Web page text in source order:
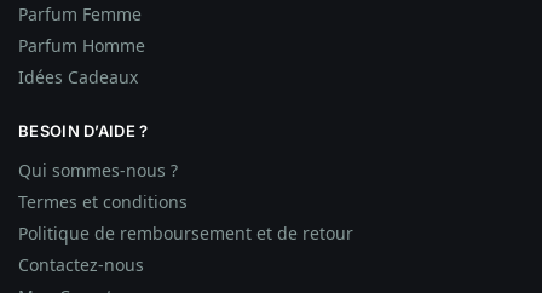
Parfum Femme
Parfum Homme
Idées Cadeaux
BESOIN D’AIDE ?
Qui sommes-nous ?
Termes et conditions
Politique de remboursement et de retour
Contactez-nous